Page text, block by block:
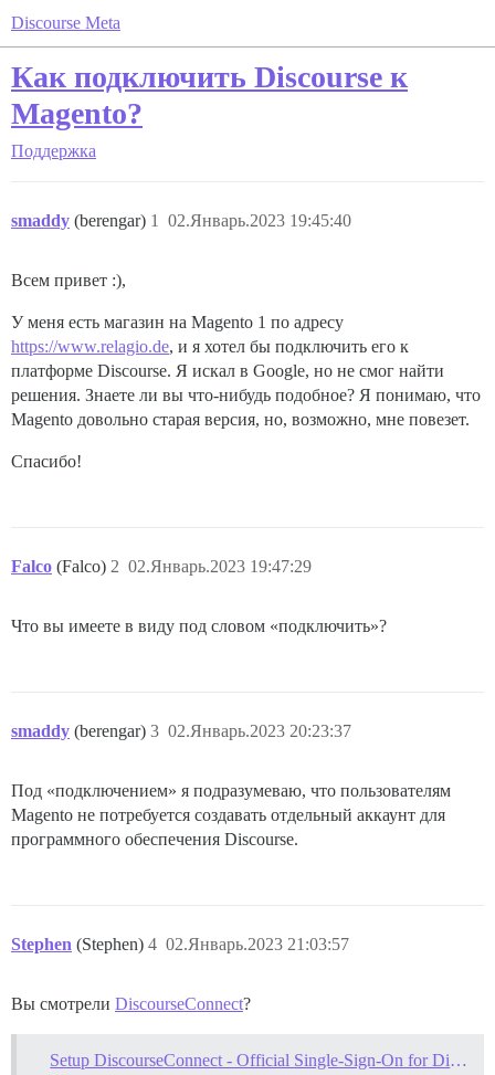
Discourse Meta
Как подключить Discourse к
Magento?
Поддержка
smaddy (berengar) 02.Январь.2023 19:45:40
1
Всем привет :),
У меня есть магазин на Magento 1 по адресу
https://www.relagio.de, и я хотел бы подключить его к
платформе Discourse. Я искал в Google, но не смог найти
решения. Знаете ли вы что-нибудь подобное? Я понимаю, что
Magento довольно старая версия, но, возможно, мне повезет.
Спасибо!
Falco (Falco) 02.Январь.2023 19:47:29
2
Что вы имеете в виду под словом «подключить»?
smaddy (berengar) 02.Январь.2023 20:23:37
3
Под «подключением» я подразумеваю, что пользователям
Magento не потребуется создавать отдельный аккаунт для
программного обеспечения Discourse.
Stephen (Stephen) 02.Январь.2023 21:03:57
4
Вы смотрели DiscourseConnect?
Setup DiscourseConnect - Official Single-Sign-On for Discourse (sso)